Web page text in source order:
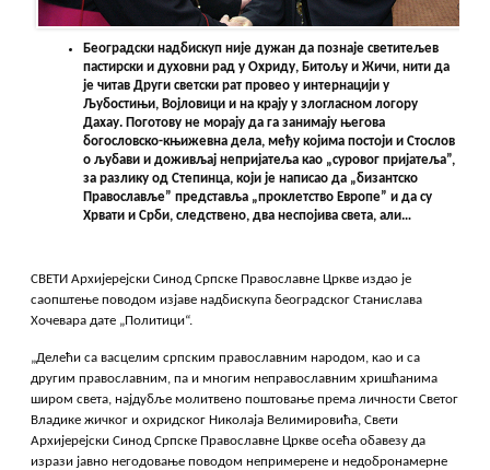
Београдски надбискуп није дужан да познаје светитељев
пастирски и духовни рад у Охриду, Битољу и Жичи, нити да
је читав Други светски рат провео у интернацији у
Љубостињи, Војловици и на крају у злогласном логору
Дахау. Поготову не морају да га занимају његова
богословско-књижевна дела, међу којима постоји и Стослов
о љубави и доживљај непријатеља као „суровог пријатеља”,
за разлику од Степинца, који је написао да „бизантско
Православље” представља „проклетство Европе” и да су
Хрвати и Срби, следствено, два неспојива света, али…
СВЕТИ Архијерејски Синод Српске Православне Цркве издао је
саопштење поводом изјаве надбискупа београдског Станислава
Хочевара дате „Политици“.
„Делећи са васцелим српским православним народом, као и са
другим православним, па и многим неправославним хришћанима
широм света, најдубље молитвено поштовање према личности Светог
Владике жичког и охридског Николаја Велимировића, Свети
Архијерејски Синод Српске Православне Цркве осећа обавезу да
изрази јавно негодовање поводом непримерене и недобронамерне